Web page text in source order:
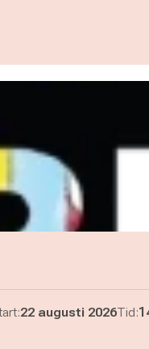
22 augusti 2026Tid: